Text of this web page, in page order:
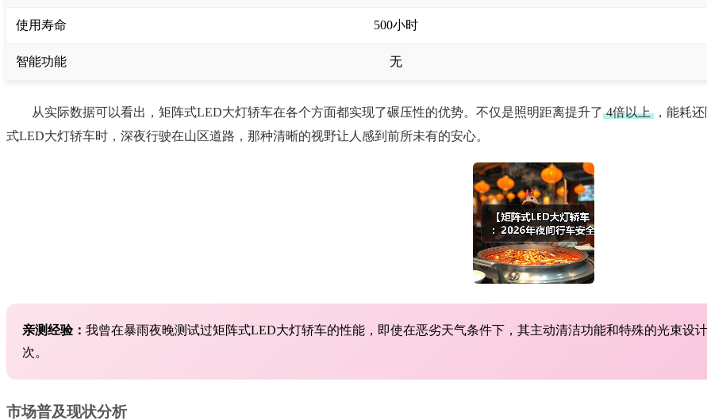
使用寿命 500小时
智能功能 无
从实际数据可以看出，矩阵式LED大灯轿车在各个方面都实现了碾压性的优势。不仅是照明距离提升了 4倍以上
，能耗
式LED大灯轿车时，深夜行驶在山区道路，那种清晰的视野让人感到前所未有的安心。
亲测经验： 我曾在暴雨夜晚测试过矩阵式LED大灯轿车的性能，即使在恶劣天气条件下，其主动清洁功能和特殊的光束设
次。
市场普及现状分析